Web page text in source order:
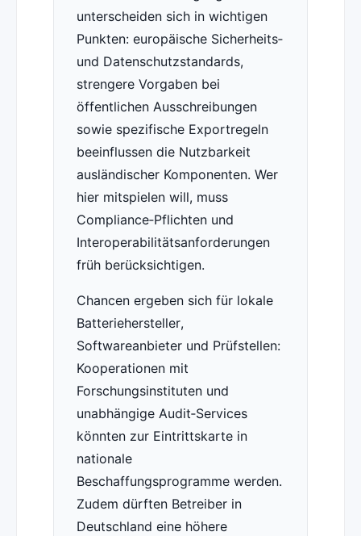
unterscheiden sich in wichtigen
Punkten: europäische Sicherheits‑
und Datenschutzstandards,
strengere Vorgaben bei
öffentlichen Ausschreibungen
sowie spezifische Exportregeln
beeinflussen die Nutzbarkeit
ausländischer Komponenten. Wer
hier mitspielen will, muss
Compliance‑Pflichten und
Interoperabilitätsanforderungen
früh berücksichtigen.
Chancen ergeben sich für lokale
Batteriehersteller,
Softwareanbieter und Prüfstellen:
Kooperationen mit
Forschungsinstituten und
unabhängige Audit‑Services
könnten zur Eintrittskarte in
nationale
Beschaffungsprogramme werden.
Zudem dürften Betreiber in
Deutschland eine höhere